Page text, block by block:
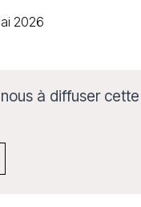
2026
à diffuser cette